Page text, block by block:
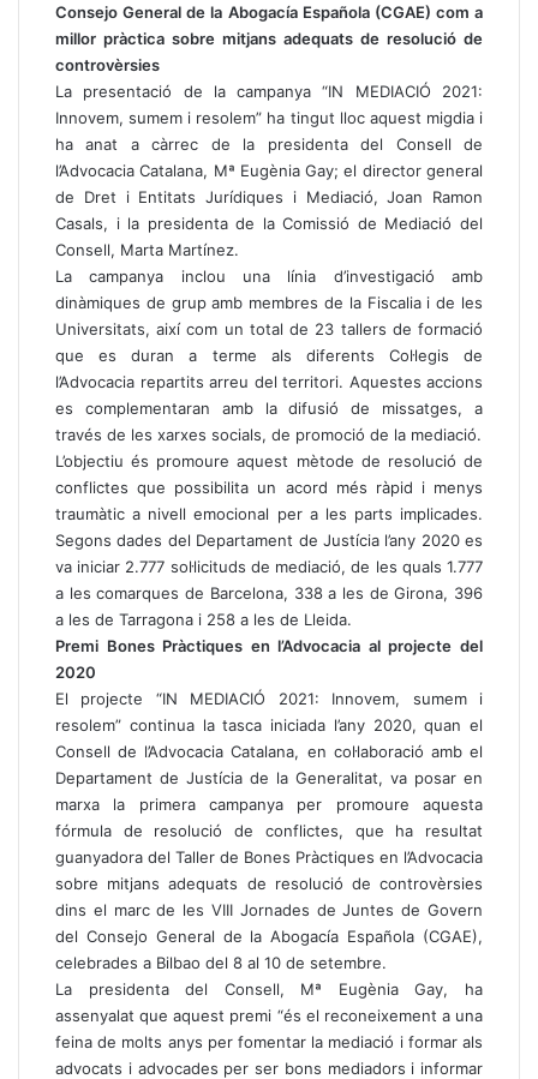
Consejo General de la Abogacía Española (CGAE) com a
millor pràctica sobre mitjans adequats de resolució de
controvèrsies
La presentació de la campanya “IN MEDIACIÓ 2021:
Innovem, sumem i resolem” ha tingut lloc aquest migdia i
ha anat a càrrec de la presidenta del Consell de
l’Advocacia Catalana, Mª Eugènia Gay; el director general
de Dret i Entitats Jurídiques i Mediació, Joan Ramon
Casals, i la presidenta de la Comissió de Mediació del
Consell, Marta Martínez.
La campanya inclou una línia d’investigació amb
dinàmiques de grup amb membres de la Fiscalia i de les
Universitats, així com un total de 23 tallers de formació
que es duran a terme als diferents Col·legis de
l’Advocacia repartits arreu del territori. Aquestes accions
es complementaran amb la difusió de missatges, a
través de les xarxes socials, de promoció de la mediació.
L’objectiu és promoure aquest mètode de resolució de
conflictes que possibilita un acord més ràpid i menys
traumàtic a nivell emocional per a les parts implicades.
Segons dades del Departament de Justícia l’any 2020 es
va iniciar 2.777 sol·licituds de mediació, de les quals 1.777
a les comarques de Barcelona, 338 a les de Girona, 396
a les de Tarragona i 258 a les de Lleida.
Premi Bones Pràctiques en l’Advocacia al projecte del
2020
El projecte “IN MEDIACIÓ 2021: Innovem, sumem i
resolem” continua la tasca iniciada l’any 2020, quan el
Consell de l’Advocacia Catalana, en col·laboració amb el
Departament de Justícia de la Generalitat, va posar en
marxa la primera campanya per promoure aquesta
fórmula de resolució de conflictes, que ha resultat
guanyadora del Taller de Bones Pràctiques en l’Advocacia
sobre mitjans adequats de resolució de controvèrsies
dins el marc de les VIII Jornades de Juntes de Govern
del Consejo General de la Abogacía Española (CGAE),
celebrades a Bilbao del 8 al 10 de setembre.
La presidenta del Consell, Mª Eugènia Gay, ha
assenyalat que aquest premi “és el reconeixement a una
feina de molts anys per fomentar la mediació i formar als
advocats i advocades per ser bons mediadors i informar